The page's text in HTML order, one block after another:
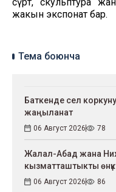
жакын экспонат бар.
Тема боюнча
Баткенде сел
жаңыланат
06 Август 2026 78
Жалал-Абад жана
кызматташтыкты
06 Август 2026 86